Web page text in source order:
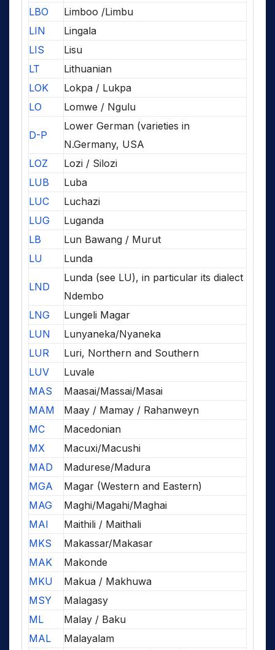
LBO
Limboo /Limbu
LIN
Lingala
LIS
Lisu
LT
Lithuanian
LOK
Lokpa / Lukpa
LO
Lomwe / Ngulu
D-P
Lower German (varieties in
N.Germany, USA
LOZ
Lozi / Silozi
LUB
Luba
LUC
Luchazi
LUG
Luganda
LB
Lun Bawang / Murut
LU
Lunda
LND
Lunda (see LU), in particular its dialect
Ndembo
LNG
Lungeli Magar
LUN
Lunyaneka/Nyaneka
LUR
Luri, Northern and Southern
LUV
Luvale
MAS
Maasai/Massai/Masai
MAM
Maay / Mamay / Rahanweyn
MC
Macedonian
MX
Macuxi/Macushi
MAD
Madurese/Madura
MGA
Magar (Western and Eastern)
MAG
Maghi/Magahi/Maghai
MAI
Maithili / Maithali
MKS
Makassar/Makasar
MAK
Makonde
MKU
Makua / Makhuwa
MSY
Malagasy
ML
Malay / Baku
MAL
Malayalam